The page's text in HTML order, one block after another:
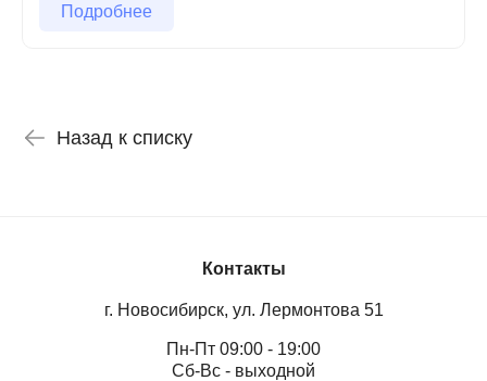
Подробнее
Назад к списку
Контакты
г. Новосибирск, ул. Лермонтова 51
Пн-Пт 09:00 - 19:00
Сб-Вс - выходной